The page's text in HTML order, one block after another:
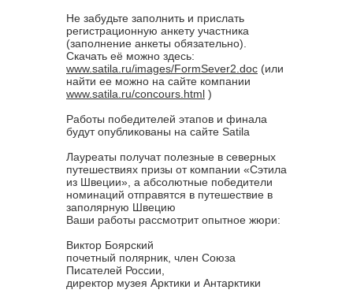
Не забудьте заполнить и прислать
регистрационную анкету участника
(заполнение анкеты обязательно).
Скачать её можно здесь:
www.satila.ru/images/FormSever2.doc (или
найти ее можно на сайте компании
www.satila.ru/concours.html )
Работы победителей этапов и финала
будут опубликованы на сайте Satila
Лауреаты получат полезные в северных
путешествиях призы от компании «Сэтила
из Швеции», а абсолютные победители
номинаций отправятся в путешествие в
заполярную Швецию
Ваши работы рассмотрит опытное жюри:
Виктор Боярский
почетный полярник, член Союза
Писателей России,
директор музея Арктики и Антарктики